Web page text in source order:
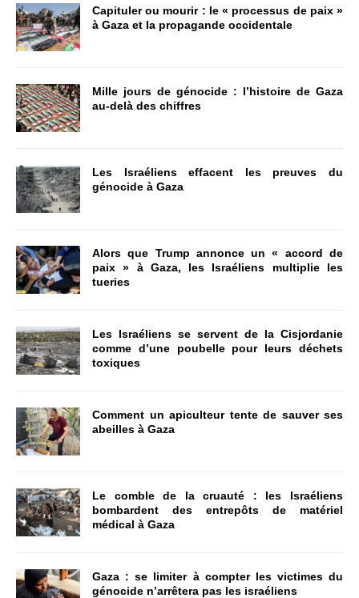
Capituler ou mourir : le « processus de paix »
à Gaza et la propagande occidentale
Mille jours de génocide : l’histoire de Gaza
au-delà des chiffres
Les Israéliens effacent les preuves du
génocide à Gaza
Alors que Trump annonce un « accord de
paix » à Gaza, les Israéliens multiplie les
tueries
Les Israéliens se servent de la Cisjordanie
comme d’une poubelle pour leurs déchets
toxiques
Comment un apiculteur tente de sauver ses
abeilles à Gaza
Le comble de la cruauté : les Israéliens
bombardent des entrepôts de matériel
médical à Gaza
Gaza : se limiter à compter les victimes du
génocide n’arrêtera pas les israéliens